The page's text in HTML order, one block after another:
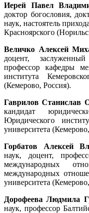
Иерей Павел
доктор богословия,
наук, настоятель
Красноярского
Величко Алексей
доцент,
профессор кафедры
института
(Кемерово, Россия).
Гаврилов Станислав
кандидат
Юридического
университета
Горбатов Алексей
наук, доцент,
международных
международных
университета
Дорофеева Людмила
наук, профессор